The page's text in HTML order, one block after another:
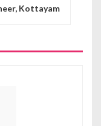
Kottayam